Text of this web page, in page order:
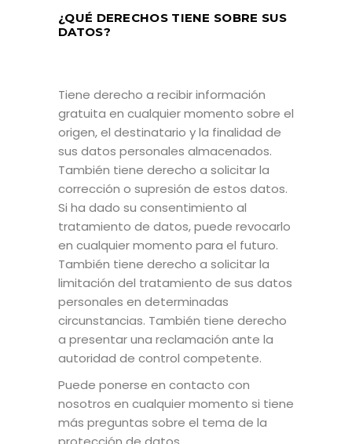
¿QUÉ DERECHOS TIENE SOBRE SUS
DATOS?
Tiene derecho a recibir información
gratuita en cualquier momento sobre el
origen, el destinatario y la finalidad de
sus datos personales almacenados.
También tiene derecho a solicitar la
corrección o supresión de estos datos.
Si ha dado su consentimiento al
tratamiento de datos, puede revocarlo
en cualquier momento para el futuro.
También tiene derecho a solicitar la
limitación del tratamiento de sus datos
personales en determinadas
circunstancias. También tiene derecho
a presentar una reclamación ante la
autoridad de control competente.
Puede ponerse en contacto con
nosotros en cualquier momento si tiene
más preguntas sobre el tema de la